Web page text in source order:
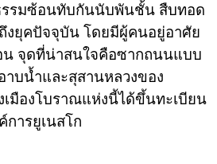
รรมซ้อนทับกันนับพันชั้น สืบทอด
งยุคปัจจุบัน โดยมีผู้คนอยู่อาศัย
น จุดที่น่าสนใจคือซากถนนแบบ
าบน้ำและสุสานหลวงของ
เมืองโบราณแห่งนี้ได้ขึ้นทะเบียน
การยูเนสโก